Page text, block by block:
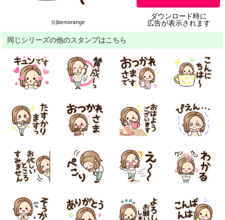
(c)beniorange
ダウンロード時に
広告が表示されます
同じシリーズの他のスタンプはこちら